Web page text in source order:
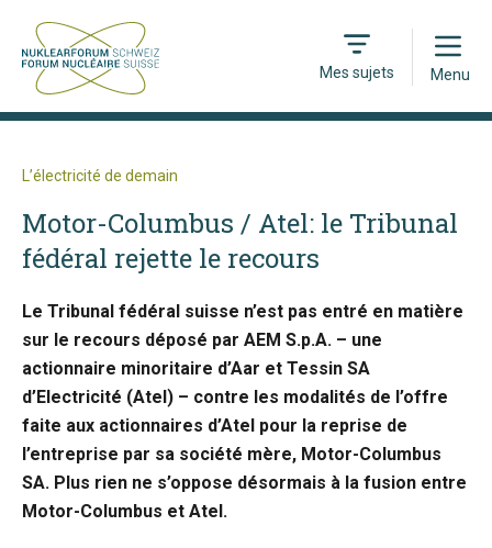
Mes sujets
Open
Menu
L’électricité de demain
Motor-Columbus / Atel: le Tribunal
fédéral rejette le recours
Le Tribunal fédéral suisse n’est pas entré en matière
sur le recours déposé par AEM S.p.A. – une
actionnaire minoritaire d’Aar et Tessin SA
d’Electricité (Atel) – contre les modalités de l’offre
faite aux actionnaires d’Atel pour la reprise de
l’entreprise par sa société mère, Motor-Columbus
SA. Plus rien ne s’oppose désormais à la fusion entre
Motor-Columbus et Atel.